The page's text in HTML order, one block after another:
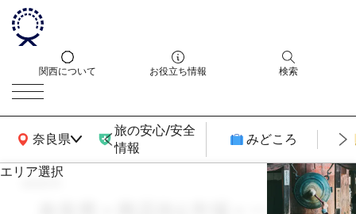
関西について お役立ち情報 検索
奈良県
関西広域MAP
旅の安心/安全
情報
みどころ
エリア選択
エ
search